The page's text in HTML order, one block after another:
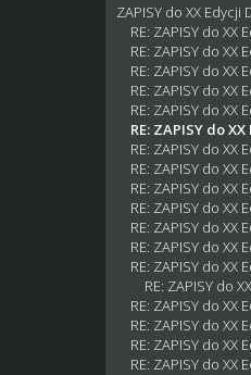
ZAPISY do XX
RE: ZAPISY do
RE: ZAPISY do
RE: ZAPISY do
RE: ZAPISY do
RE: ZAPISY do
RE: ZAPISY do
RE: ZAPISY do
RE: ZAPISY do
RE: ZAPISY do
RE: ZAPISY do
RE: ZAPISY do
RE: ZAPISY do
RE: ZAPISY do
RE: ZAPISY do
RE: ZAPISY do
RE: ZAPISY do
RE: ZAPISY do
RE: ZAPISY do